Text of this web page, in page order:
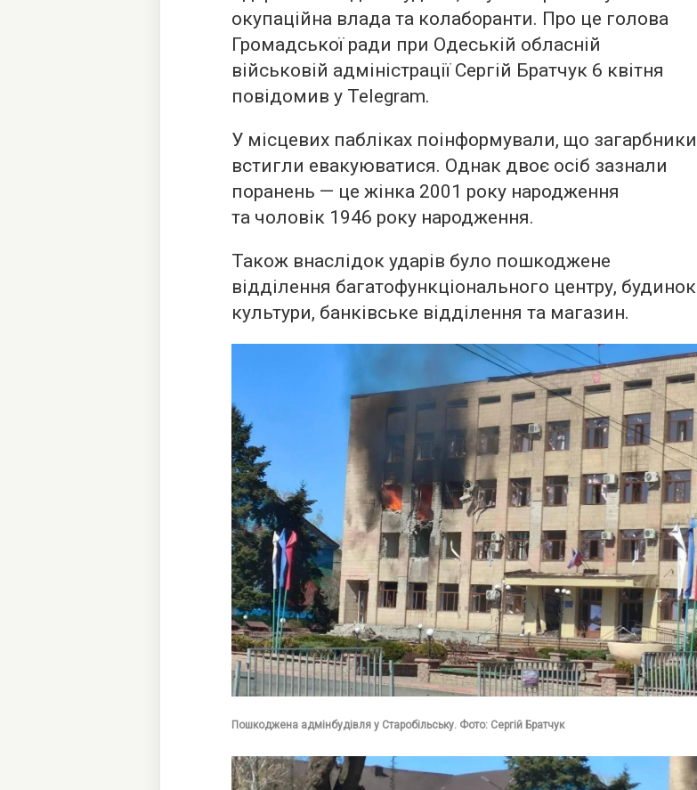
окупаційна влада та колаборанти. Про це голова
Громадської ради при Одеській обласній
військовій адміністрації Сергій Братчук 6 квітня
повідомив у Telegram.
У місцевих пабліках поінформували, що загарбники
встигли евакуюватися. Однак двоє осіб зазнали
поранень — це жінка 2001 року народження
та чоловік 1946 року народження.
Також внаслідок ударів було пошкоджене
відділення багатофункціонального центру, будинок
культури, банківське відділення та магазин.
Пошкоджена адмінбудівля у Старобільську. Фото: Сергій Братчук